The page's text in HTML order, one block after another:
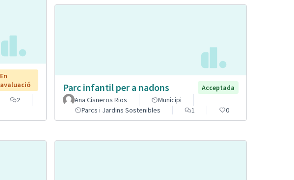
En
avaluació
2
Parc infantil per a nadons
Acceptada
Ana Cisneros Rios
Municipi
Parcs i Jardins Sostenibles
1 0